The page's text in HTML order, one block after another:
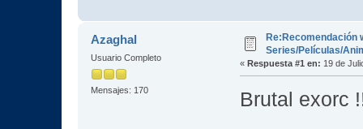
Azaghal
Usuario Completo
Mensajes: 170
Re:Recomendación
Series/Películas/
« Respuesta #1 en: 19 de
Brutal exorc